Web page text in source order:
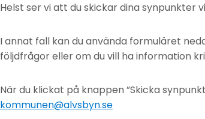
Helst ser vi att du skickar dina synpunkter
I annat fall kan du använda formuläret
följdfrågor eller om du vill ha information
När du klickat på knappen ”Skicka
kommunen@alvsbyn.se